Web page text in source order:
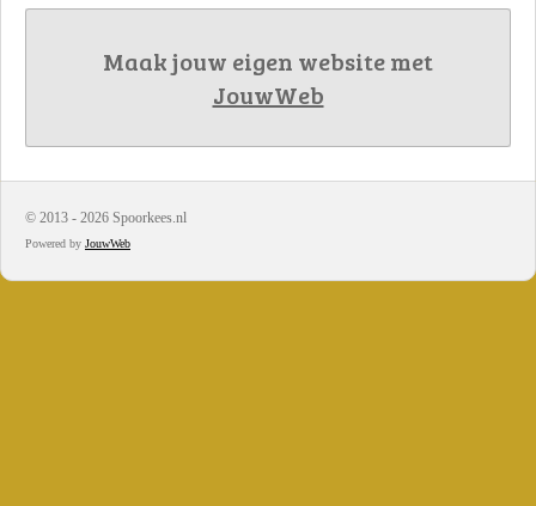
Maak jouw eigen website met
JouwWeb
© 2013 - 2026 Spoorkees.nl
Powered by JouwWeb